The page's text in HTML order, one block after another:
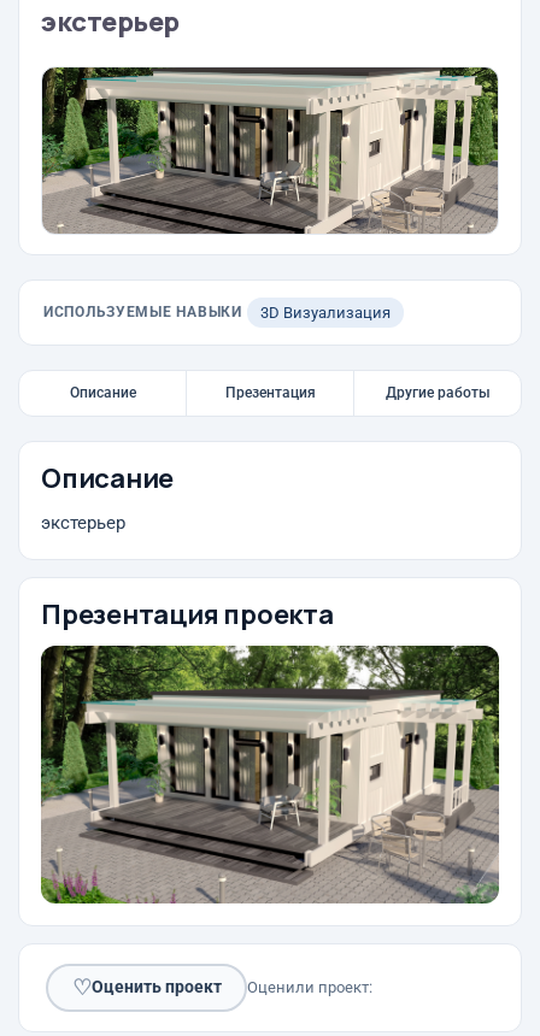
экстерьер
ИСПОЛЬЗУЕМЫЕ НАВЫКИ 3D Визуализация
Описание Презентация Другие работы
Описание
экстерьер
Презентация проекта
♡Оценить проект Оценили проект: